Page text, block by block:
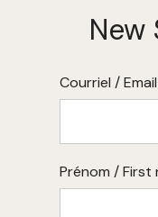
Courriel / Email
Prénom / First